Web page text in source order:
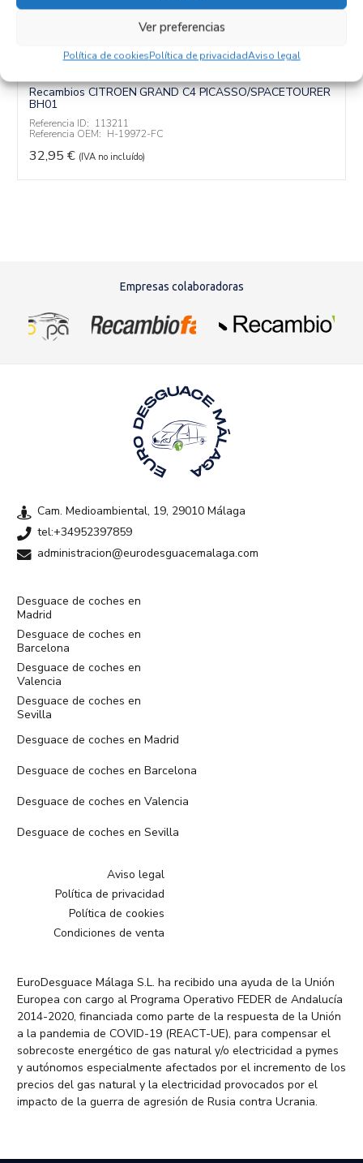
Ver preferencias
Política de cookiesPolítica de privacidadAviso legal
Productos relacionados
Recambios CITROENGRAND C4 PICASSO/SPACETOURER
BH01
Referencia ID: 113211
Referencia OEM: H-19972-FC
32,95 € (IVA no incluído)
Empresas colaboradoras
Cam. Medioambiental, 19, 29010 Málaga
tel:+34952397859
administracion@eurodesguacemalaga.com
Desguace de coches en
Madrid
Desguace de coches en
Barcelona
Desguace de coches en
Valencia
Desguace de coches en
Sevilla
Desguace de coches en Madrid
Desguace de coches en Barcelona
Desguace de coches en Valencia
Desguace de coches en Sevilla
Aviso legal
Política de privacidad
Política de cookies
Condiciones de venta
EuroDesguace Málaga S.L. ha recibido una ayuda de la Unión
Europea con cargo al Programa Operativo FEDER de Andalucía
2014-2020, financiada como parte de la respuesta de la Unión
a la pandemia de COVID-19 (REACT-UE), para compensar el
sobrecoste energético de gas natural y/o electricidad a pymes
y autónomos especialmente afectados por el incremento de los
precios del gas natural y la electricidad provocados por el
impacto de la guerra de agresión de Rusia contra Ucrania.